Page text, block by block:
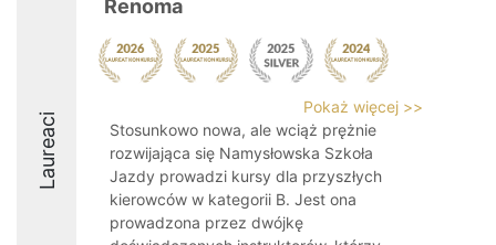
Laureaci
Renoma
Pokaż więcej >>
Stosunkowo nowa, ale wciąż prężnie
rozwijająca się Namysłowska Szkoła
Jazdy prowadzi kursy dla przyszłych
kierowców w kategorii B. Jest ona
prowadzona przez dwójkę